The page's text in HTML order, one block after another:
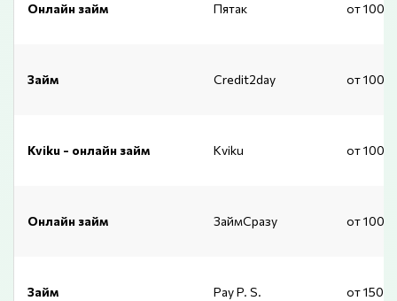
Онлайн займ Пятак от
Займ Credit2day от
Kviku - онлайн займ Kviku от 1000
Онлайн займ ЗаймСразу от
Займ Pay P. S. от